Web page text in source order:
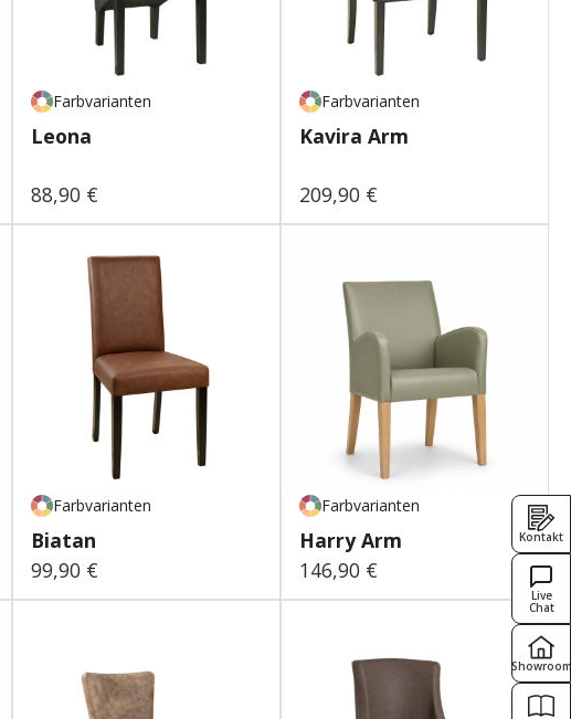
Farbvarianten
Leona
Regulärer Preis:
88,90 €
Farbvarianten
Kavira Arm
Regulärer Preis:
209,90 €
Farbvarianten
Biatan
Regulärer Preis:
99,90 €
Farbvarianten
Harry Arm
Regulärer Preis:
146,90 €
Kontakt
Live
Chat
Showroom